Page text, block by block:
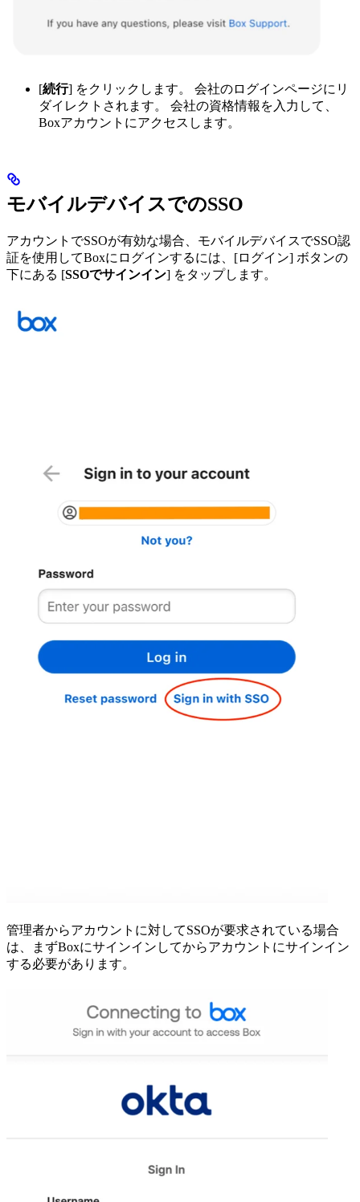
[続行] をクリックします。 会社のログインページにリ
ダイレクトされます。 会社の資格情報を入力して、
Boxアカウントにアクセスします。
モバイルデバイスでのSSO
アカウントでSSOが有効な場合、モバイルデバイスでSSO認
証を使用してBoxにログインするには、[ログイン] ボタンの
下にある [SSOでサインイン] をタップします。
管理者からアカウントに対してSSOが要求されている場合
は、まずBoxにサインインしてからアカウントにサインイン
する必要があります。